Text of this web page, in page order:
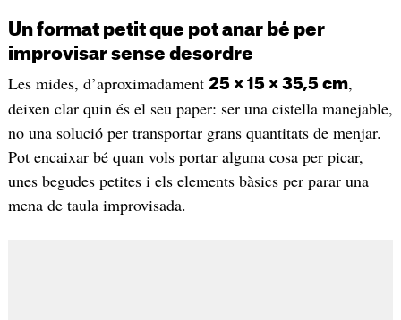
Un format petit que pot anar bé per
improvisar sense desordre
Les mides, d’aproximadament 25 × 15 × 35,5 cm,
deixen clar quin és el seu paper: ser una cistella manejable,
no una solució per transportar grans quantitats de menjar.
Pot encaixar bé quan vols portar alguna cosa per picar,
unes begudes petites i els elements bàsics per parar una
mena de taula improvisada.